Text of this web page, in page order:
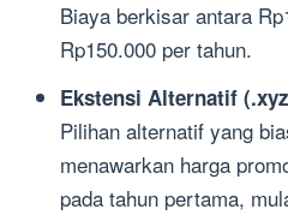
Biaya berkisar antara
Rp150.000 per tahun.
Ekstensi Alternatif
Pilihan alternatif yang
menawarkan harga
pada tahun pertama,